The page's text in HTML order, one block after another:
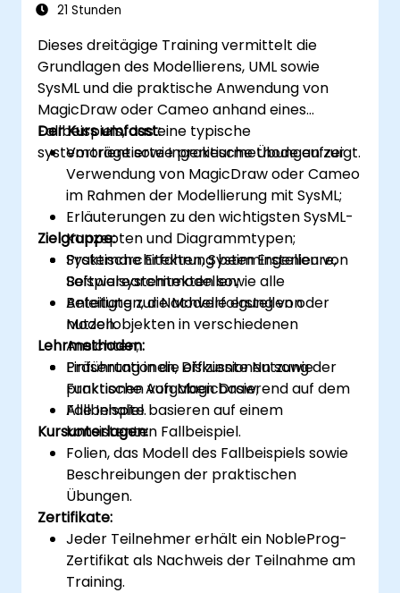
21 Stunden
Dieses dreitägige Training vermittelt die
Grundlagen des Modellierens, UML sowie
SysML und die praktische Anwendung von
MagicDraw oder Cameo anhand eines
Fallbeispiels, das eine typische
systemorientierte Ingenieurmethode aufzeigt.
Der Kurs umfasst:
Vorträge sowie praktische Übungen zur
Verwendung von MagicDraw oder Cameo
im Rahmen der Modellierung mit SysML;
Erläuterungen zu den wichtigsten SysML-
Konzepten und Diagrammtypen;
Praktische Erfahrung beim Erstellen von
Beispielsystemmodellen;
Anleitung zur Nachverfolgung von
Modellobjekten in verschiedenen
Ansichten;
Einführung in die effiziente Nutzung der
Funktionen von MagicDraw;
Alle Inhalte basieren auf einem
konsistenten Fallbeispiel.
Zielgruppe:
Systemarchitekten, Systemingenieure,
Softwarearchitekten sowie alle
Beteiligten, die Modelle erstellen oder
nutzen.
Lehrmethoden:
Präsentationen, Diskussionen sowie
praktische Aufgaben basierend auf dem
Fallbeispiel.
Kursunterlagen:
Folien, das Modell des Fallbeispiels sowie
Beschreibungen der praktischen
Übungen.
Zertifikate:
Jeder Teilnehmer erhält ein NobleProg-
Zertifikat als Nachweis der Teilnahme am
Training.